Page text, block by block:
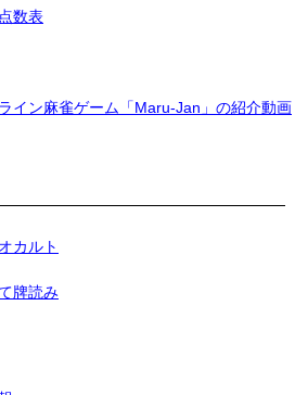
点数表
イン麻雀ゲーム「Maru-Jan」の紹介動画
カルト
牌読み